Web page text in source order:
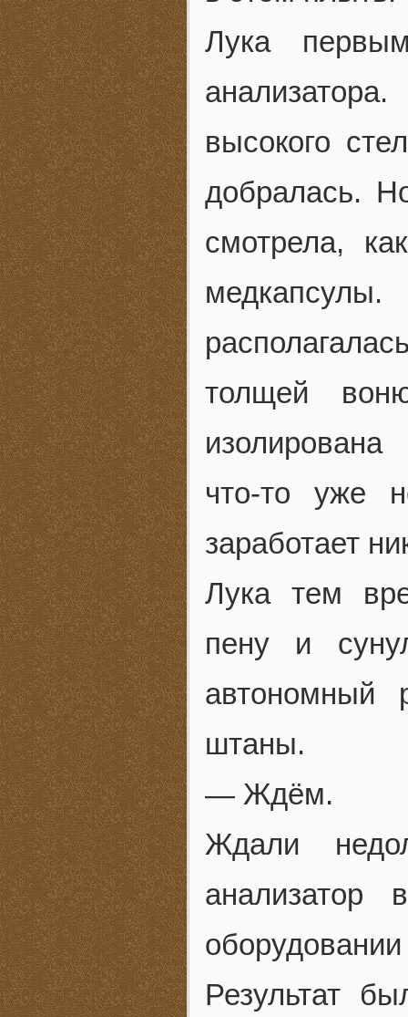
Лука
высокого
добралась.
смотрела,
толщей
что-то уже
заработает
Лука тем
пену и
автономный
штаны.
— Ждём.
Ждали
анализатор
Результат